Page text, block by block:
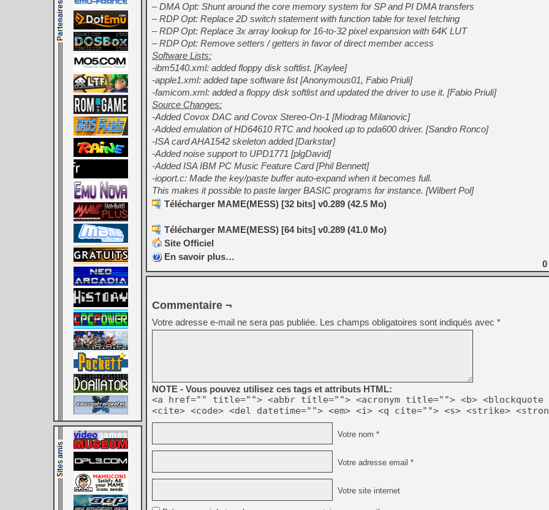
[GK] Déjà des
[Mo5] Brickboy cherche à
[GK] Minecraft et ses «
[GK] Beast of
[GK] Ubisoft : fin de partie
[GK] Mémoire cash -
[GK] Dan Houser (GTA)
[GK] Comment EA Sports
[GK] Crimson Moon : un
[GK] Isle of Reveries : le
[GK] Moonlighter 2 : The
– DMA Opt: Shunt around the core memory system for SP and PI DMA transfers
– RDP Opt: Replace 2D switch statement with function table for texel fetching
– RDP Opt: Replace 3x array lookup for 16-to-32 pixel expansion with 64K LUT
– RDP Opt: Remove setters / getters in favor of direct member access
Software Lists:
-ibm5140.xml: added floppy disk softlist. [Kaylee]
-apple1.xml: added tape software list [Anonymous01, Fabio Priuli]
-famicom.xml: added a floppy disk softlist and updated the driver to use it. [Fabio Priuli]
Source Changes:
-Added Covox DAC and Covox Stereo-On-1 [Miodrag Milanovic]
-Added emulation of HD64610 RTC and hooked up to pda600 driver. [Sandro Ronco]
-ISA card AHA1542 skeleton added [Darkstar]
-Added noise support to UPD1771 [plgDavid]
-Added ISA IBM PC Music Feature Card [Phil Bennett]
-ioport.c: Made the key/paste buffer auto-expand when it becomes full.
This makes it possible to paste larger BASIC programs for instance. [Wilbert Pol]
Télécharger MAME(MESS) [32 bits] v0.289 (42.5 Mo)
Télécharger MAME(MESS) [64 bits] v0.289 (41.0 Mo)
Site Officiel
En savoir plus…
0
Commentaire ¬
Votre adresse e-mail ne sera pas publiée. Les champs obligatoires sont indiqués avec *
NOTE - Vous pouvez utilisez ces tags et attributs HTML:
<a href="" title=""> <abbr title=""> <acronym title=""> <b> <blockquote
<cite> <code> <del datetime=""> <em> <i> <q cite=""> <s> <strike>
Votre nom *
Votre adresse email *
Votre site internet